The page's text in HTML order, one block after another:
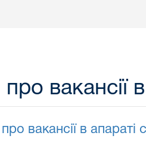
вакансії
вакансії в апараті